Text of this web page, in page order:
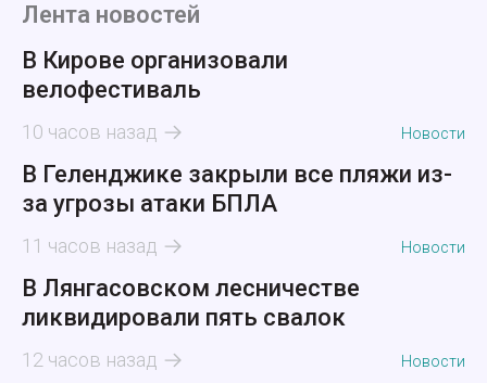
Лента новостей
В Кирове организовали
велофестиваль
10 часов назад Новости
В Геленджике закрыли все пляжи из-
за угрозы атаки БПЛА
11 часов назад Новости
В Лянгасовском лесничестве
ликвидировали пять свалок
12 часов назад Новости